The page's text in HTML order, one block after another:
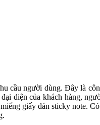
cầu người dùng. Đây là
diện của khách hàng,
giấy dán sticky note.